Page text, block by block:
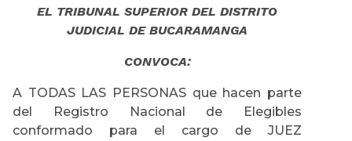
EL TRIBUNAL SUPERIOR DEL DISTRITO
JUDICIAL DE BUCARAMANGA
CONVOCA:
A TODAS LAS PERSONAS que hacen parte
del Registro Nacional de Elegibles
conformado para el cargo de JUEZ